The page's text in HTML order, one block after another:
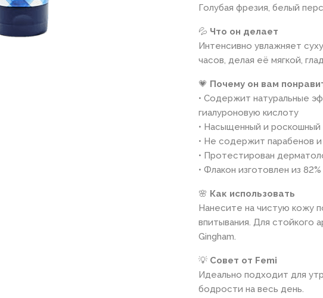
Голубая фрезия, белый
💦 Что он делает
Интенсивно увлажняет
часов, делая её мягкой,
💗 Почему он вам
• Содержит натуральные
гиалуроновую кислоту
• Насыщенный и роскошный
• Не содержит парабенов
• Протестирован
• Флакон изготовлен из
🌸 Как использовать
Нанесите на чистую кожу
впитывания. Для стойкого
Gingham.
💡 Совет от Femi
Идеально подходит для
бодрости на весь день.